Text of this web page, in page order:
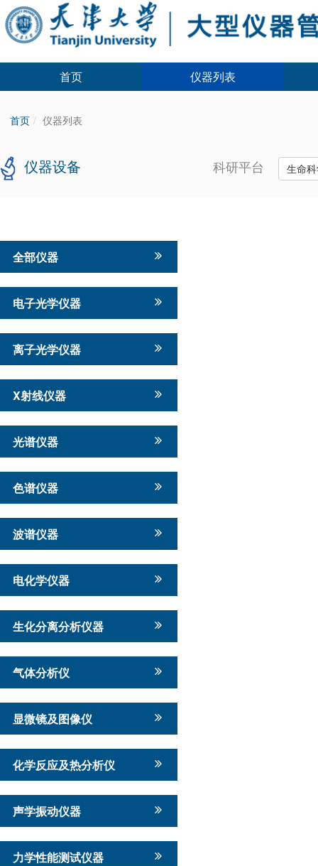
首页 仪器列表
首页 仪器列表
仪器设备 科研平台 生命
全部仪器
电子光学仪器
离子光学仪器
X射线仪器
光谱仪器
色谱仪器
波谱仪器
电化学仪器
生化分离分析仪器
气体分析仪
显微镜及图像仪
化学反应及热分析仪
声学振动仪器
力学性能测试仪器